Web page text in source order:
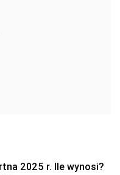
2025 r. Ile wynosi?